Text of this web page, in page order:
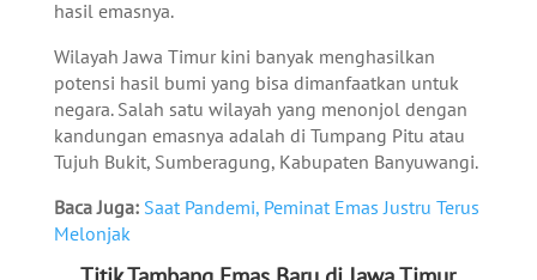
hasil emasnya.
Wilayah Jawa Timur kini banyak menghasilkan
potensi hasil bumi yang bisa dimanfaatkan untuk
negara. Salah satu wilayah yang menonjol dengan
kandungan emasnya adalah di Tumpang Pitu atau
Tujuh Bukit, Sumberagung, Kabupaten Banyuwangi.
Baca Juga: Saat Pandemi, Peminat Emas Justru Terus
Melonjak